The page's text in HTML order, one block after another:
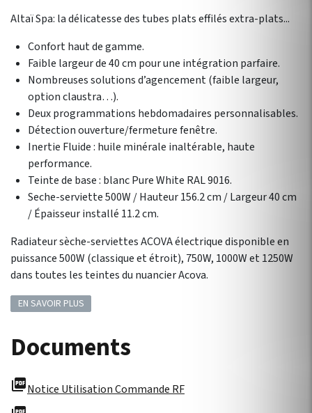
Altaï Spa: la délicatesse des tubes plats effilés extra-plats...
Confort haut de gamme.
Faible largeur de 40 cm pour une intégration parfaire.
Nombreuses solutions d’agencement (faible largeur,
option claustra…).
Deux programmations hebdomadaires personnalisables.
Détection ouverture/fermeture fenêtre.
Inertie Fluide : huile minérale inaltérable, haute
performance.
Teinte de base : blanc Pure White RAL 9016.
Seche-serviette 500W / Hauteur 156.2 cm / Largeur 40 cm
/ Épaisseur installé 11.2 cm.
Radiateur sèche-serviettes ACOVA électrique disponible en
puissance 500W (classique et étroit), 750W, 1000W et 1250W
dans toutes les teintes du nuancier Acova.
EN SAVOIR PLUS
Documents
picture_as_pdfNotice Utilisation Commande RF